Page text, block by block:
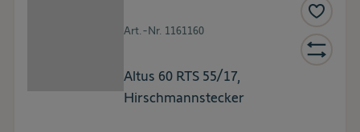
Art.-Nr. 1161160
Altus 60 RTS 55/17,
Hirschmannstecker